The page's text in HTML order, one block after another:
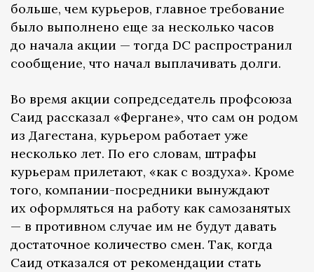
больше, чем курьеров, главное требование
было выполнено еще за несколько часов
до начала акции — тогда DC распространил
сообщение, что начал выплачивать долги.
Во время акции сопредседатель профсоюза
Саид рассказал «Фергане», что сам он родом
из Дагестана, курьером работает уже
несколько лет. По его словам, штрафы
курьерам прилетают, «как с воздуха». Кроме
того, компании-посредники вынуждают
их оформляться на работу как самозанятых
— в противном случае им не будут давать
достаточное количество смен. Так, когда
Саид отказался от рекомендации стать